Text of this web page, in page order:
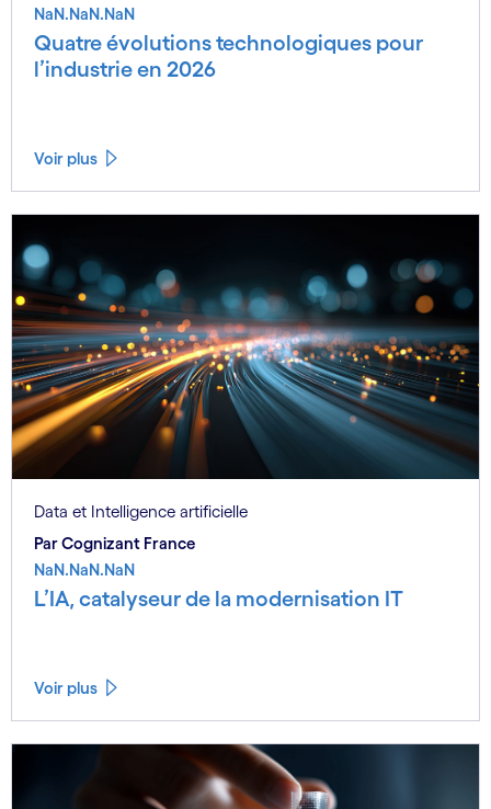
NaN.NaN.NaN
Quatre évolutions technologiques pour
l’industrie en 2026
Voir plus
Data et Intelligence artificielle
Par Cognizant France
NaN.NaN.NaN
L’IA, catalyseur de la modernisation IT
Voir plus